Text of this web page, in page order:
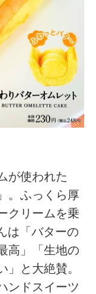
が使われた
。ふっくら厚
クリームを乗
は「バターの
高」「生地の
」と大絶賛。
ンドスイーツ